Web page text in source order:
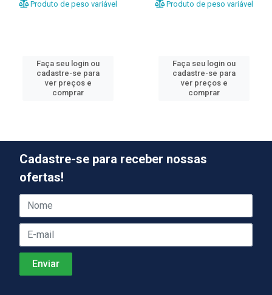
Produto de peso variável
Faça seu login ou
cadastre-se para
ver preços e
comprar
Produto de peso variável
Faça seu login ou
cadastre-se para
ver preços e
comprar
Cadastre-se para receber nossas
ofertas!